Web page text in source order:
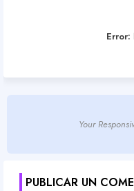
Error:
Your
PUBLICAR UN